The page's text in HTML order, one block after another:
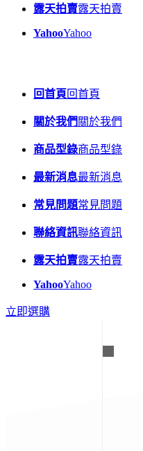
露天拍賣露天拍賣
YahooYahoo
回首頁回首頁
關於我們 關於我們
商品型錄商品型錄
最新消息最新消息
常見問題常見問題
聯絡資訊聯絡資訊
露天拍賣露天拍賣
YahooYahoo
立即選購